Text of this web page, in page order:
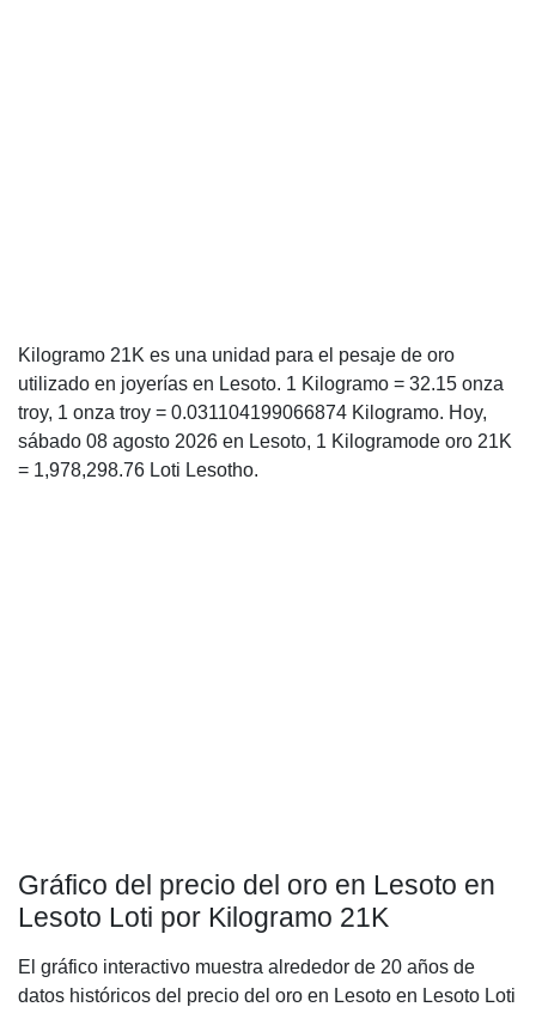
Kilogramo 21K es una unidad para el pesaje de oro
utilizado en joyerías en Lesoto. 1 Kilogramo = 32.15 onza
troy, 1 onza troy = 0.031104199066874 Kilogramo. Hoy,
sábado 08 agosto 2026 en Lesoto, 1 Kilogramode oro 21K
= 1,978,298.76 Loti Lesotho.
Gráfico del precio del oro en Lesoto en
Lesoto Loti por Kilogramo 21K
El gráfico interactivo muestra alrededor de 20 años de
datos históricos del precio del oro en Lesoto en Lesoto Loti